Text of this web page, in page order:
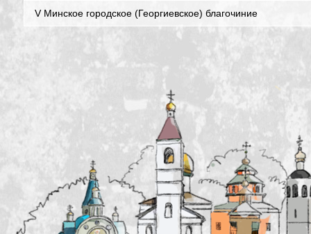
V Минское городское (Георгиевское) благочиние